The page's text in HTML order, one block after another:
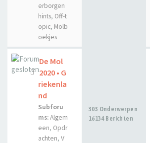
erborgen
hints, Off-t
opic, Molb
oekjes
De Mol
2020 • G
riekenla
nd
Subforu
ms:Algem
een, Opdr
achten, V
303 Onderwerpen
16134 Berichten